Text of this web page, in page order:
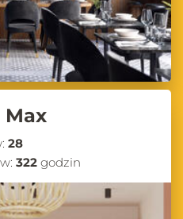
Max
28
322 godzin